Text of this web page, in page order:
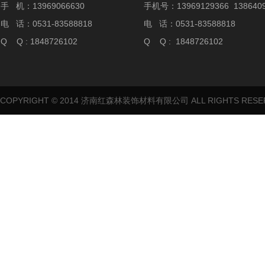
手 机：13969066630
电 话：0531-83588818
Q Q : 1848726102
手机号：13969129366
电 话：0531-83588818
Q Q : 1848726102
COPYRIGHT © 2014 济南红森林装饰材料有限公司 ALL RIGHTS